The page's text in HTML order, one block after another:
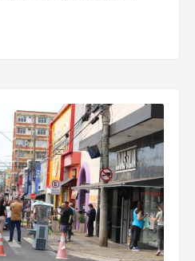
dos Deputados e
distrital.